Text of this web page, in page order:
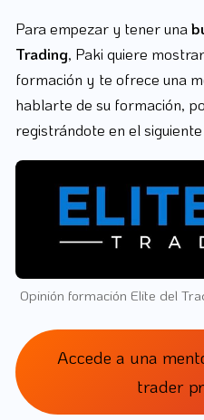
Para empezar y tener una
Trading, Paki quiere
formación y te ofrece una
hablarte de su formación,
registrándote en el
Opinión formación Elite del
Accede a una
trader